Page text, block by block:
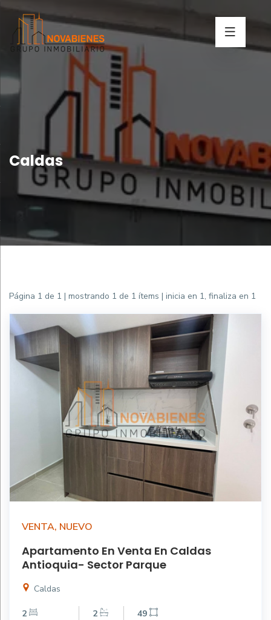
Caldas
Página 1 de 1 | mostrando 1 de 1 ítems | inicia en 1, finaliza en 1
VENTA, NUEVO
Apartamento En Venta En Caldas
Antioquia- Sector Parque
Caldas
2
2
49